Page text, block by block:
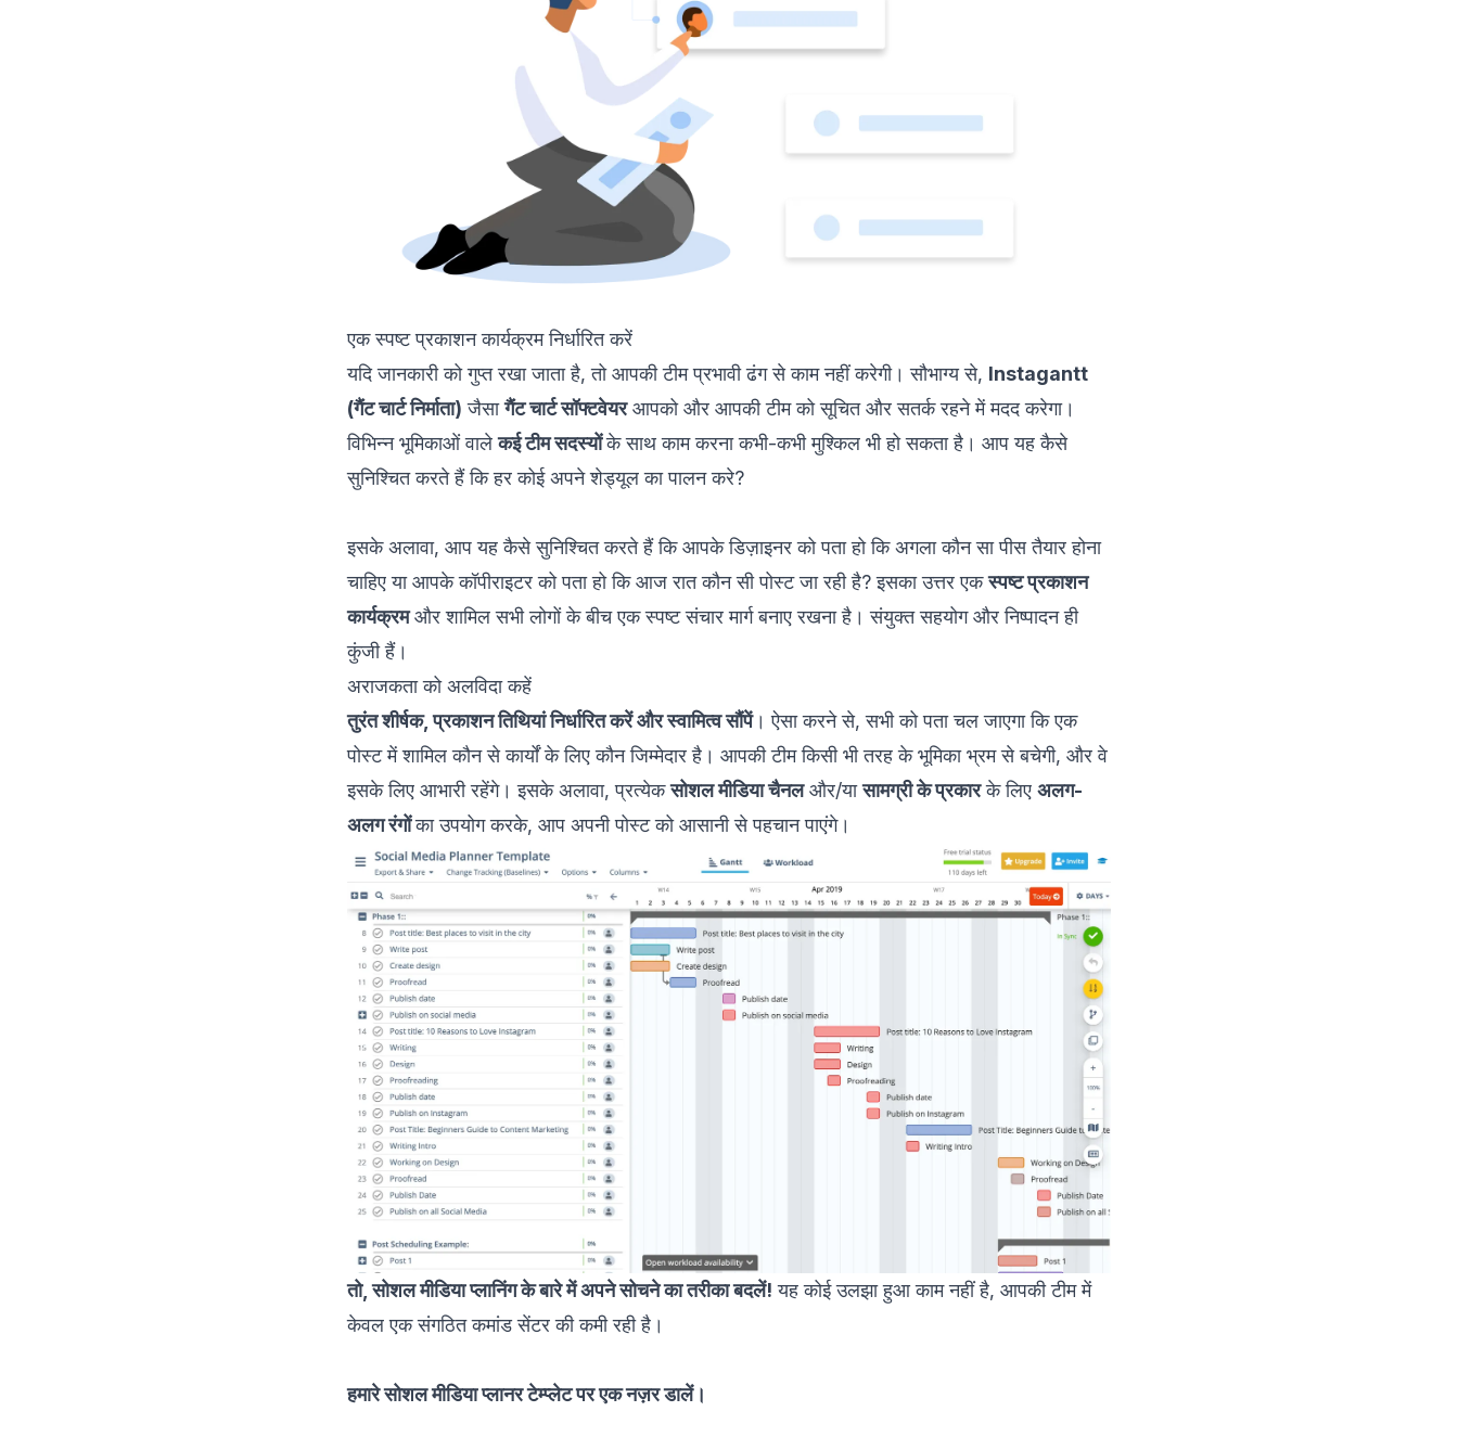
एक स्पष्ट प्रकाशन कार्यक्रम निर्धारित करें
यदि जानकारी को गुप्त रखा जाता है, तो आपकी टीम प्रभावी ढंग से काम नहीं करेगी। सौभाग्य से, Instagantt
(गैंट चार्ट निर्माता) जैसागैंट चार्ट सॉफ्टवेयरआपको और आपकी टीम को सूचित और सतर्क रहने में मदद करेगा।
विभिन्न भूमिकाओं वालेकई टीम सदस्योंके साथ काम करना कभी-कभी मुश्किल भी हो सकता है। आप यह कैसे
सुनिश्चित करते हैं कि हर कोई अपने शेड्यूल का पालन करे?
इसके अलावा, आप यह कैसे सुनिश्चित करते हैं कि आपके डिज़ाइनर को पता हो कि अगला कौन सा पीस तैयार होना
चाहिए या आपके कॉपीराइटर को पता हो कि आज रात कौन सी पोस्ट जा रही है? इसका उत्तर एकस्पष्ट प्रकाशन
कार्यक्रमऔर शामिल सभी लोगों के बीच एक स्पष्ट संचार मार्ग बनाए रखना है। संयुक्त सहयोग और निष्पादन ही
कुंजी हैं।
अराजकता को अलविदा कहें
तुरंत शीर्षक, प्रकाशन तिथियां निर्धारित करें और स्वामित्व सौंपें। ऐसा करने से, सभी को पता चल जाएगा कि एक
पोस्ट में शामिल कौन से कार्यों के लिए कौन जिम्मेदार है। आपकी टीम किसी भी तरह के भूमिका भ्रम से बचेगी, और वे
इसके लिए आभारी रहेंगे। इसके अलावा, प्रत्येकसोशल मीडिया चैनलऔर/यासामग्री के प्रकारके लिए अलग-
अलग रंगोंका उपयोग करके, आप अपनी पोस्ट को आसानी से पहचान पाएंगे।
तो, सोशल मीडिया प्लानिंग के बारे में अपने सोचने का तरीका बदलें! यह कोई उलझा हुआ काम नहीं है, आपकी टीम में
केवल एक संगठित कमांड सेंटर की कमी रही है।
हमारे सोशल मीडिया प्लानर टेम्प्लेट पर एक नज़र डालें।